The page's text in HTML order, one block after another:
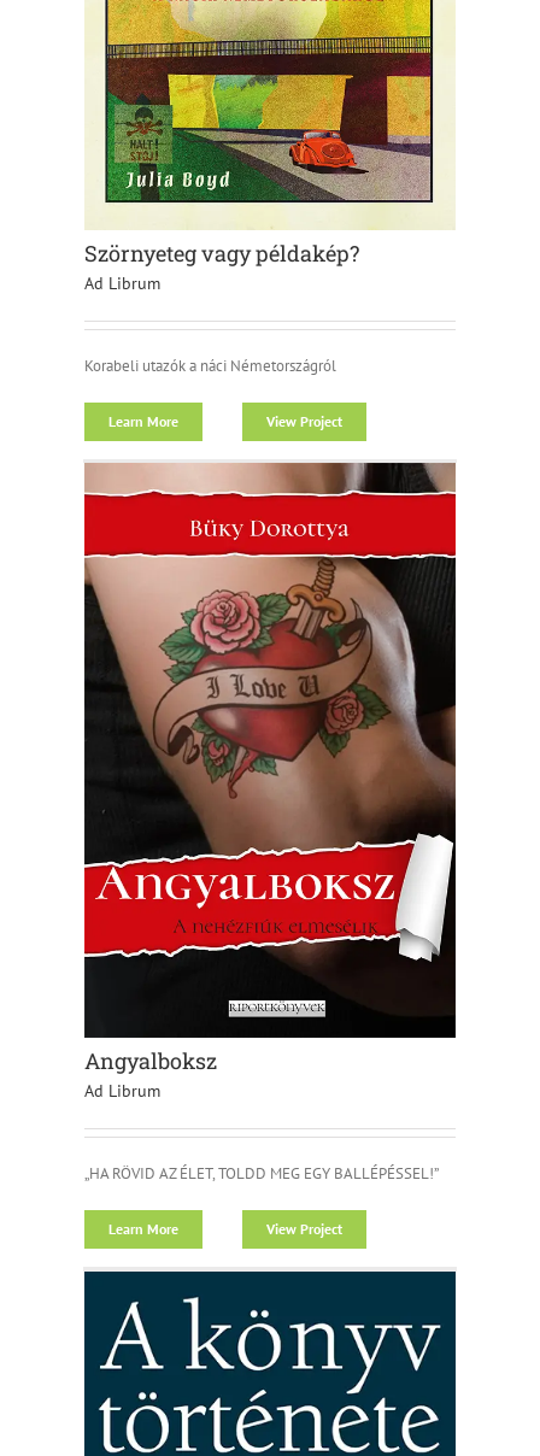
Szörnyeteg vagy példakép?
Ad Librum
Korabeli utazók a náci Németországról
Learn More View Project
Angyalboksz
Ad Librum
„HA RÖVID AZ ÉLET, TOLDD MEG EGY BALLÉPÉSSEL!”
Learn More View Project